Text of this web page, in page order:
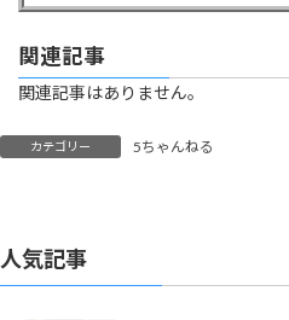
関連記事
関連記事はありません。
カテゴリー 5ちゃんねる
人気記事